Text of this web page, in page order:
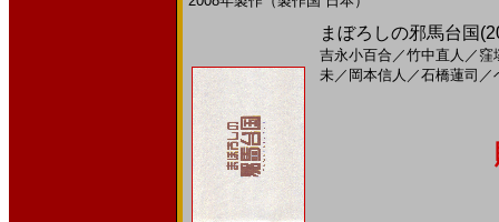
まぼろしの邪馬台国
吉永小百合 ／竹中直人 ／ 窪
未 ／ 岡本信人 ／石橋蓮司 ／